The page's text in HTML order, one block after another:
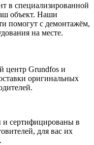
в специализированной
объект. Наши
помогут с демонтажём,
на месте.
центр Grundfos и
оригинальных
сертифицированы в
для вас их